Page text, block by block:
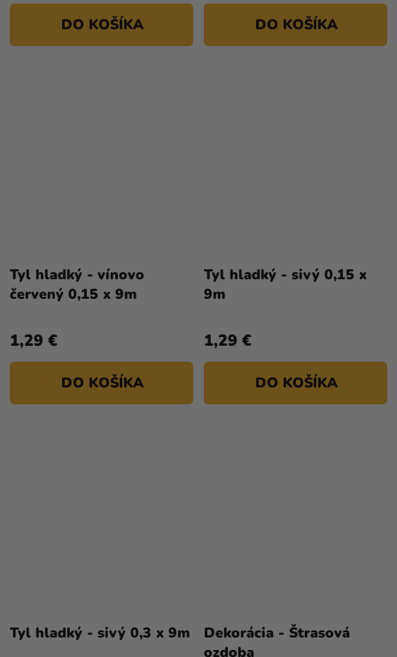
DO KOŠÍKA DO KOŠÍKA
Tyl hladký - vínovo
červený 0,15 x 9m
1,29 €
DO KOŠÍKA
Tyl hladký - sivý 0,15 x
9m
1,29 €
DO KOŠÍKA
Tyl hladký - sivý 0,3 x 9m
Dekorácia - Štrasová
ozdoba